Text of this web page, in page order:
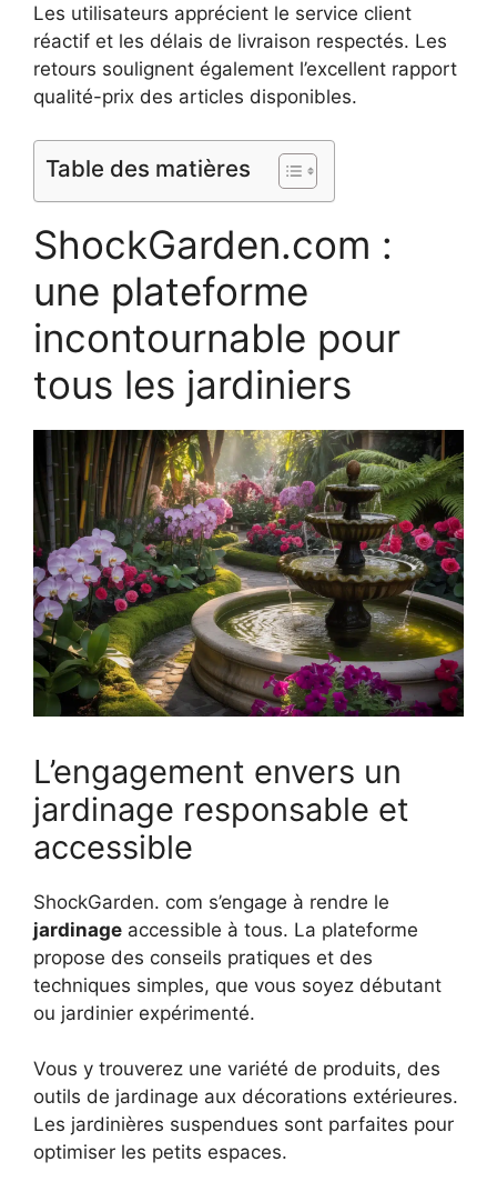
Les utilisateurs apprécient le service client
réactif et les délais de livraison respectés. Les
retours soulignent également l’excellent rapport
qualité-prix des articles disponibles.
Table des matières
ShockGarden.com :
une plateforme
incontournable pour
tous les jardiniers
L’engagement envers un
jardinage responsable et
accessible
ShockGarden. com s’engage à rendre le
jardinage accessible à tous. La plateforme
propose des conseils pratiques et des
techniques simples, que vous soyez débutant
ou jardinier expérimenté.
Vous y trouverez une variété de produits, des
outils de jardinage aux décorations extérieures.
Les jardinières suspendues sont parfaites pour
optimiser les petits espaces.